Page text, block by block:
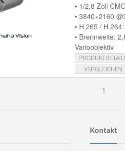
• 1/2,8 Zoll
• 3840×2160
• H.265 /
• Brennweite:
Varioobjektiv
VERGLEICHEN
1
Kontakt